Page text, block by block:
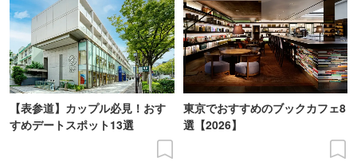
【表参道】カップル必見！おす
すめデートスポット13選
東京でおすすめのブックカフェ8
選【2026】